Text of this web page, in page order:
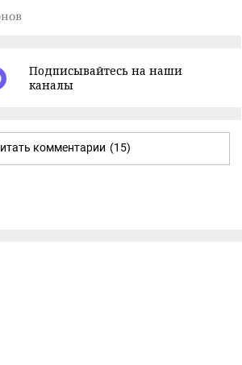
Подписывайтесь на наши
каналы
комментарии (15)